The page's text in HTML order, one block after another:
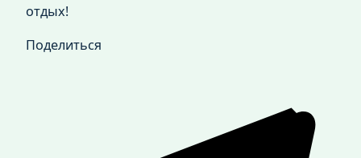
отдых!
Поделиться